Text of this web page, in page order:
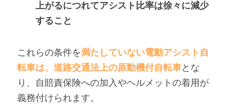
上がるにつれてアシスト比率は徐々に減少
すること
これらの条件を満たしていない電動アシスト自
転車は、道路交通法上の原動機付自転車とな
り、自賠責保険への加入やヘルメットの着用が
義務付けられます。